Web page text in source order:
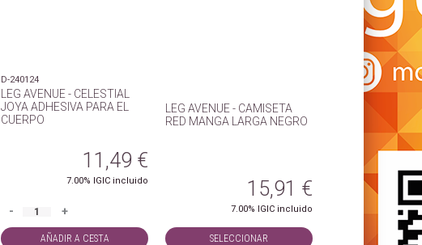
D-240124
LEG AVENUE - CELESTIAL
JOYA ADHESIVA PARA EL
CUERPO
11,49 €
7.00% IGIC incluido
- +
AÑADIR A CESTA
LEG AVENUE - CAMISETA
RED MANGA LARGA NEGRO
15,91 €
7.00% IGIC incluido
SELECCIONAR